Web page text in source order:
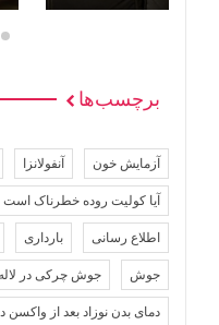
برچسب‌ها
آزمایش خون آنفولانزا
آیا کولیت روده خطرناک است
اطلاع رسانی بارداری
جوش جوش چرکی در
دمای بدن نوزاد بعد از واکسن